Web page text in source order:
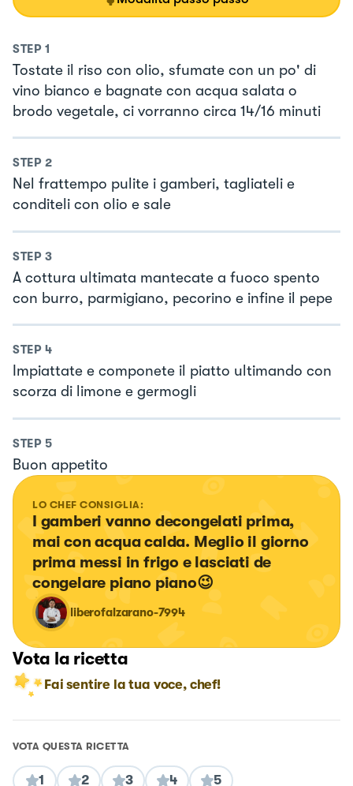
STEP 1
Tostate il riso con olio, sfumate con un po' di
vino bianco e bagnate con acqua salata o
brodo vegetale, ci vorranno circa 14/16 minuti
STEP 2
Nel frattempo pulite i gamberi, tagliateli e
conditeli con olio e sale
STEP 3
A cottura ultimata mantecate a fuoco spento
con burro, parmigiano, pecorino e infine il pepe
STEP 4
Impiattate e componete il piatto ultimando con
scorza di limone e germogli
STEP 5
Buon appetito
LO CHEF CONSIGLIA:
I gamberi vanno decongelati prima,
mai con acqua calda. Meglio il giorno
prima messi in frigo e lasciati de
congelare piano piano😉
liberofalzarano-7994
Vota la ricetta
Fai sentire la tua voce, chef!
VOTA QUESTA RICETTA
1 2 3 4 5